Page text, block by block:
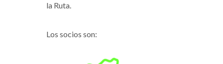
la Ruta.
Los socios son: